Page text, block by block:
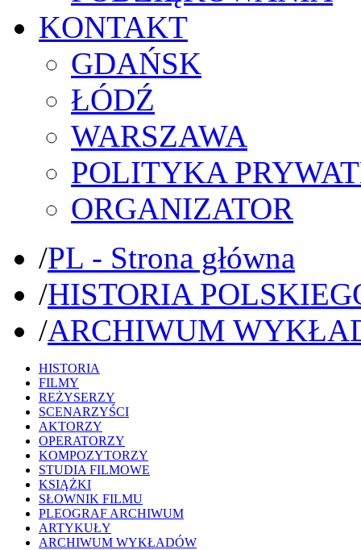
KONTAKT
GDAŃSK
ŁÓDŹ
WARSZAWA
POLITYKA
ORGANIZATOR
/PL - Strona główna
/HISTORIA
/ARCHIWUM
HISTORIA
FILMY
REŻYSERZY
SCENARZYŚCI
AKTORZY
OPERATORZY
KOMPOZYTORZY
STUDIA FILMOWE
KSIĄŻKI
SŁOWNIK FILMU
PLEOGRAF ARCHIWUM
ARTYKUŁY
ARCHIWUM WYKŁADÓW